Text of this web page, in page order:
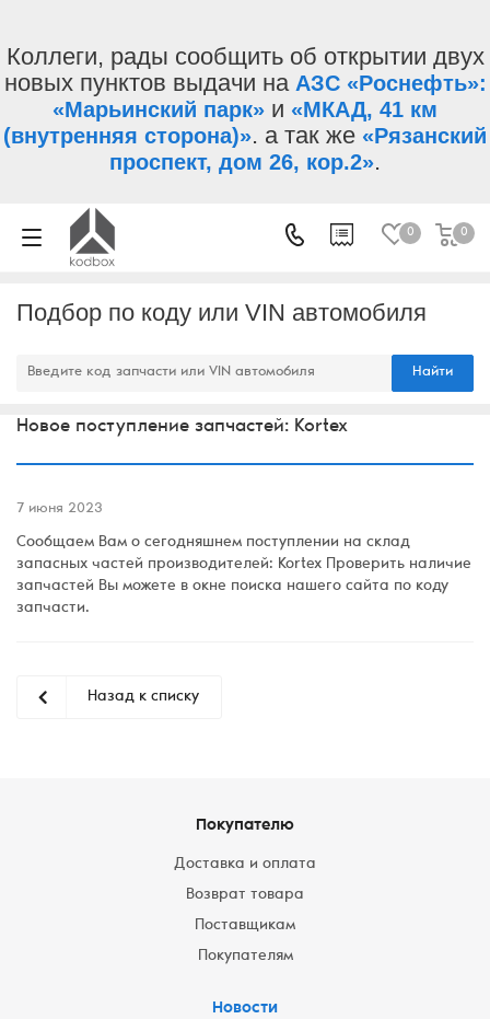
Коллеги, рады сообщить об открытии двух
новых пунктов выдачи на АЗС «Роснефть»:
«Марьинский парк» и «МКАД, 41 км
(внутренняя сторона)». а так же «Рязанский
проспект, дом 26, кор.2».
0 0
Подбор по коду или VIN автомобиля
Найти
Новое поступление запчастей: Kortex
7 июня 2023
Сообщаем Вам о сегодняшнем поступлении на склад
запасных частей производителей: Kortex Проверить наличие
запчастей Вы можете в окне поиска нашего сайта по коду
запчасти.
Назад к списку
Покупателю
Доставка и оплата
Возврат товара
Поставщикам
Покупателям
Новости